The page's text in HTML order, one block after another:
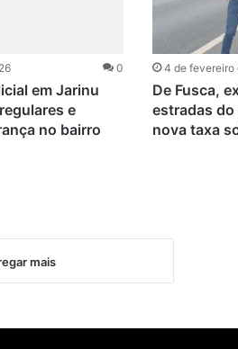
0
em Jarinu
e
no bairro
4 de fevereiro
De Fusca,
estradas do
nova taxa
mais